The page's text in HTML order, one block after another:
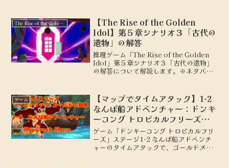
The Rise of the Golden Idol
【The Rise of the Golden
Idol】第５章シナリオ３「古代の
遺物」の解答
推理ゲーム「The Rise of the Golden
Idol」第５章シナリオ３「古代の遺物」
の解答について解説します。※ネタバレ
ゲーム
【マップでタイムアタック】1-2
なんぱ船アドベンチャー：ドンキ
ーコング トロピカルフリーズ：
ゴールドへの道
ゲーム「ドンキーコング トロピカルフリ
ーズ」ステージ1-2 なんぱ船アドベンチ
ャーのタイムアタックで、ゴールドメダ